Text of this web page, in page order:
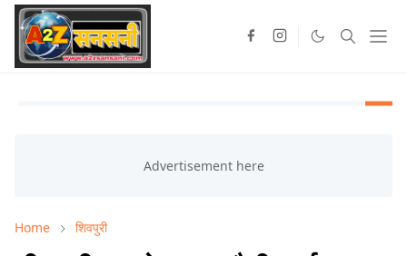
Home शिवपुरी